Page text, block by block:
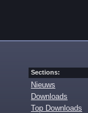
Sections:
Nieuws
Downloads
Top Downloads